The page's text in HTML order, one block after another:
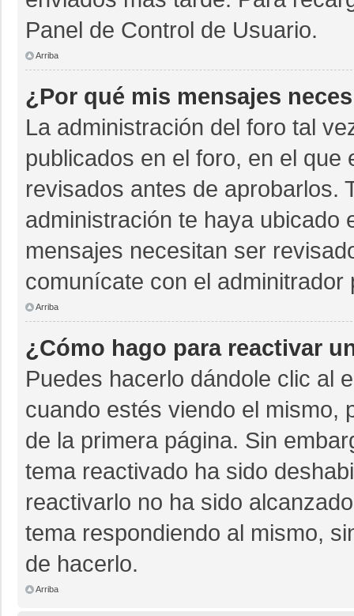
Panel de Control de Usuario.
Arriba
¿Por qué mis mensajes
La administración del foro tal
publicados en el foro, en el
revisados antes de aprobarlos.
administración te haya ubicado
mensajes necesitan ser
comunícate con el
Arriba
¿Cómo hago para reactivar
Puedes hacerlo dándole clic al
cuando estés viendo el mismo,
de la primera página. Sin
tema reactivado ha sido
reactivarlo no ha sido
tema respondiendo al mismo,
de hacerlo.
Arriba